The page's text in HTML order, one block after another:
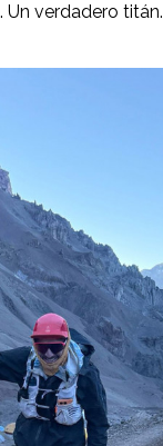
verdadero titán.